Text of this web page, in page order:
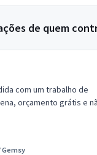
de quem
com um trabalho de
orçamento grátis e
Gemsy